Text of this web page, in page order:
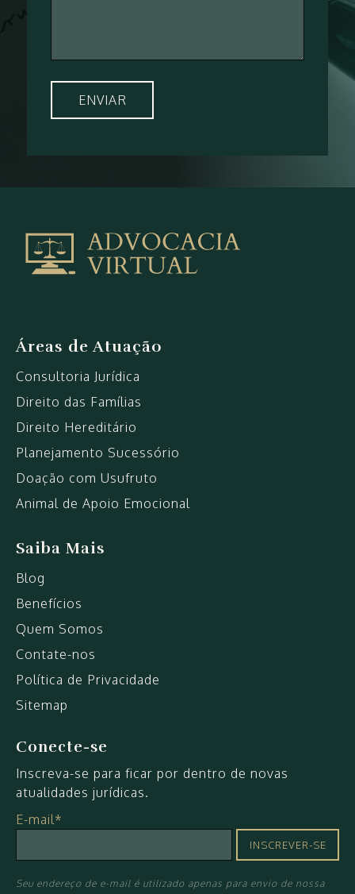
Privacidade
Virtual
Áreas de Atuação
Consultoria Jurídica
Direito das Famílias
Direito Hereditário
Planejamento Sucessório
Doação com Usufruto
Animal de Apoio Emocional
Saiba Mais
Blog
Benefícios
Quem Somos
Contate-nos
Política de Privacidade
Sitemap
Conecte-se
Inscreva-se para ficar por dentro de novas
atualidades jurídicas.
E-mail*
Seu endereço de e-mail é utilizado apenas para envio de nossa